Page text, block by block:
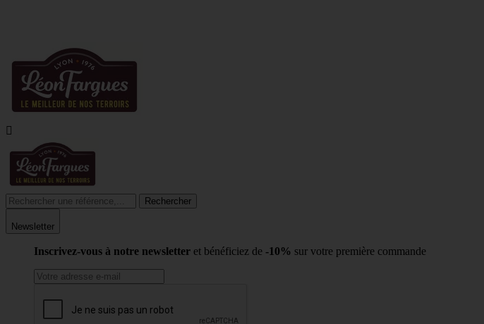

Rechercher
Newsletter
Inscrivez-vous à notre newsletter et bénéficiez de -10% sur votre première commande